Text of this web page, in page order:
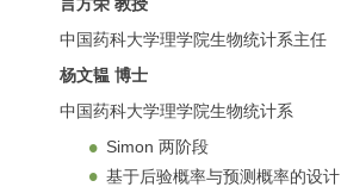
言方荣 教授
中国药科大学理学院生物统计系主任
杨文韫 博士
中国药科大学理学院生物统计系
Simon 两阶段
基于后验概率与预测概率的设计